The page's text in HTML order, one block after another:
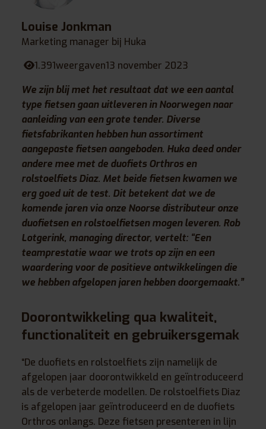
Louise Jonkman
Marketing manager bij Huka
1.391weergaven13 november 2023
We zijn blij met het resultaat dat we een aantal
type fietsen gaan uitleveren in Noorwegen naar
aanleiding van een grote tender. Diverse
fietsfabrikanten hebben hun assortiment
aangepaste fietsen aangeboden. Huka deed onder
andere mee met de duofiets Orthros en
rolstoelfiets Diaz. Met beide fietsen kwamen we
erg goed uit de test. Dit betekent dat we de
komende jaren via onze Noorse distributeur onze
duofietsen en rolstoelfietsen mogen leveren. Rob
Lotgerink, managing director, vertelt: “Een
teamprestatie waar we trots op zijn en een
waardering voor de positieve ontwikkelingen die
we hebben afgelopen jaren hebben doorgemaakt.”
Doorontwikkeling qua kwaliteit,
functionaliteit en gebruikersgemak
“De duofiets en rolstoelfiets zijn namelijk de
afgelopen jaar doorontwikkeld en geïntroduceerd
als de verbeterde modellen. De rolstoelfiets Diaz
is afgelopen jaar geïntroduceerd en de duofiets
Orthros onlangs. Deze fietsen presenteren in lijn